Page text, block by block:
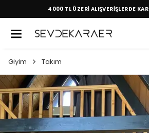
4000 TL ÜZERİ ALIŞVERİŞLERDE
Giyim Takım